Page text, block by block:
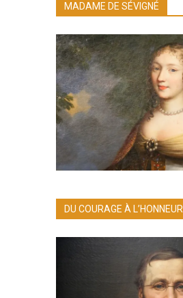
MADAME DE SÉVIGNÉ
DU COURAGE À L’HONNEUR